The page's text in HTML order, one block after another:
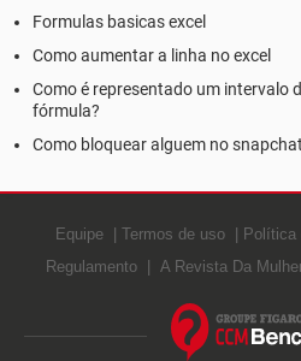
Formulas basicas excel
Como aumentar a linha no excel
Como é representado um intervalo
fórmula?
Como bloquear alguem no snapchat
Equipe Termos de uso Política
Regulamento
A Revista Da